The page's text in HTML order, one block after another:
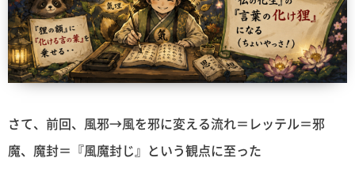
さて、前回、風邪→風を邪に変える流れ＝レッテル＝邪
魔、魔封＝『風魔封じ』という観点に至った